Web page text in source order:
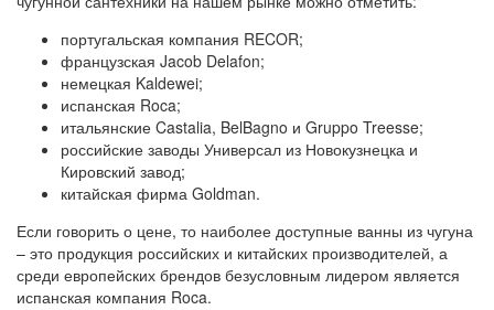
португальская компания RECOR;
французская Jacob Delafon;
немецкая Kaldewei;
испанская Roca;
итальянские Castalia, BelBagno и Gruppo Treesse;
российские заводы Универсал из Новокузнецка и
Кировский завод;
китайская фирма Goldman.
Если говорить о цене, то наиболее доступные ванны из чугуна
– это продукция российских и китайских производителей, а
среди европейских брендов безусловным лидером является
испанская компания Roca.